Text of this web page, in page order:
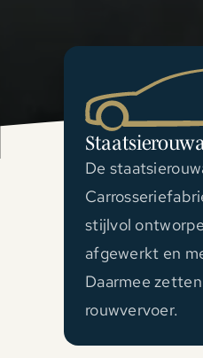
De
stijlvol
afgewerkt en
Daarmee
rouwvervoer.